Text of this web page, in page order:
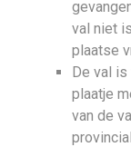
val niet
plaatse
De val
plaatje
van de